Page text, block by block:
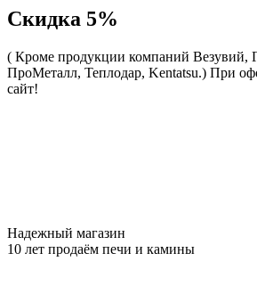
Скидка 5%
( Кроме продукции компаний Везувий,
ПроМеталл, Теплодар, Kentatsu.) При
сайт!
Надежный магазин
10 лет продаём печи и камины